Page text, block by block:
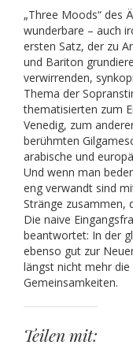
„Three Moods“ des
wunderbare – auch
ersten Satz, der zu
und Bariton
verwirrenden,
Thema der
thematisierten zum
Venedig, zum
berühmten
arabische und
Und wenn man
eng verwandt sind
Stränge zusammen,
Die naive
beantwortet: In der
ebenso gut zur
längst nicht mehr
Gemeinsamkeiten.
Teilen mit: